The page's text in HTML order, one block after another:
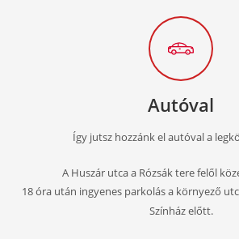
Autóval
Így jutsz hozzánk el autóval a
A Huszár utca a Rózsák tere felől
18 óra után ingyenes parkolás a környező
Színház előtt.